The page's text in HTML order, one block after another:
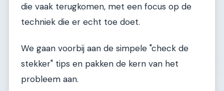
die vaak terugkomen, met een focus op de
techniek die er echt toe doet.
We gaan voorbij aan de simpele "check de
stekker" tips en pakken de kern van het
probleem aan.